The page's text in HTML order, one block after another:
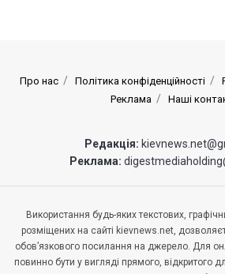
Про нас Політика конфіденційності
Реклама
Наші
Редакція:
Реклама:
Використання будь-яких текстових,
розміщених на сайті kievnews.net,
обов’язкового посилання на джерело. Для
повинно бути у вигляді прямого, відкритого